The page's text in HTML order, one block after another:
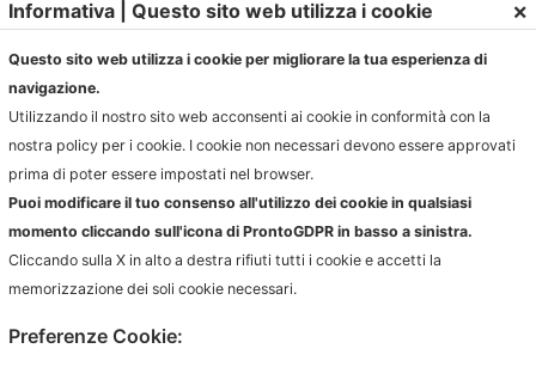
Informativa | Questo sito web utilizza i cookie ×
Questo sito web utilizza i cookie per migliorare la tua esperienza di
navigazione.
Utilizzando il nostro sito web acconsenti ai cookie in conformità con la
nostra policy per i cookie. I cookie non necessari devono essere approvati
prima di poter essere impostati nel browser.
Puoi modificare il tuo consenso all'utilizzo dei cookie in qualsiasi
momento cliccando sull'icona di ProntoGDPR in basso a sinistra.
Cliccando sulla X in alto a destra rifiuti tutti i cookie e accetti la
memorizzazione dei soli cookie necessari.
Preferenze Cookie: